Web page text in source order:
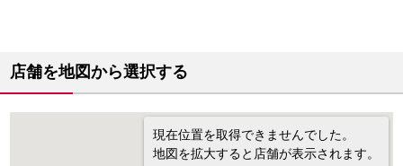
店舗を地図から選択する
現在位置を取得できませんでした。
地図を拡大すると店舗が表示されます。